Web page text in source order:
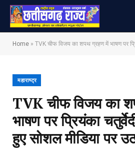
Home » TVK चीफ विजय का शपथ ग्रहण में भाषण पर प्रियंका चतुर्वेदी
महाराष्ट्र
TVK चीफ विजय का
भाषण पर प्रियंका
हुए सोशल मीडिया पर